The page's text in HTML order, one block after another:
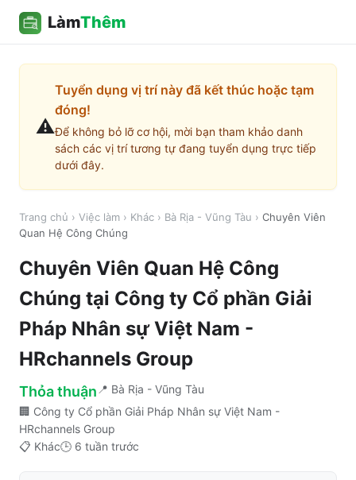
LàmThêm
⚠️
Tuyển dụng vị trí này đã kết thúc hoặc tạm
đóng!
Để không bỏ lỡ cơ hội, mời bạn tham khảo danh
sách các vị trí tương tự đang tuyển dụng trực tiếp
dưới đây.
Trang chủ › Việc làm › Khác › Bà Rịa - Vũng Tàu › Chuyên Viên
Quan Hệ Công Chúng
Chuyên Viên Quan Hệ Công
Chúng tại Công ty Cổ phần Giải
Pháp Nhân sự Việt Nam -
HRchannels Group
Thỏa thuận 📍 Bà Rịa - Vũng Tàu
🏢 Công ty Cổ phần Giải Pháp Nhân sự Việt Nam -
HRchannels Group
📋 Khác🕒 6 tuần trước